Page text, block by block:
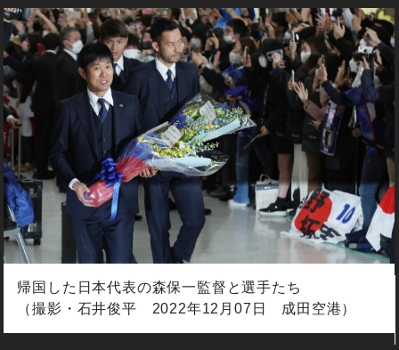
帰国した日本代表の森保一監督と選手たち
（撮影・石井俊平 2022年12月07日 成田空港）